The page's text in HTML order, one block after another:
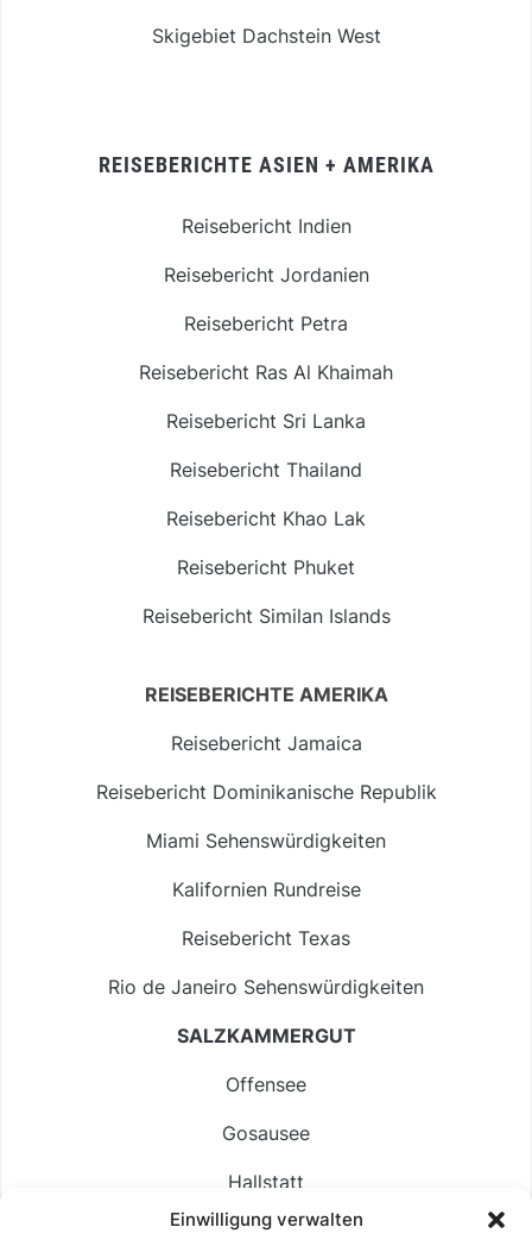
Einwilligung verwalten
Skigebiet Dachstein West
REISEBERICHTE ASIEN + AMERIKA
Reisebericht Indien
Reisebericht Jordanien
Reisebericht Petra
Reisebericht Ras Al Khaimah
Reisebericht Sri Lanka
Reisebericht Thailand
Reisebericht Khao Lak
Reisebericht Phuket
Reisebericht Similan Islands
REISEBERICHTE AMERIKA
Reisebericht Jamaica
Reisebericht Dominikanische Republik
Miami Sehenswürdigkeiten
Kalifornien Rundreise
Reisebericht Texas
Rio de Janeiro Sehenswürdigkeiten
SALZKAMMERGUT
Offensee
Gosausee
Hallstatt
Langbathsee